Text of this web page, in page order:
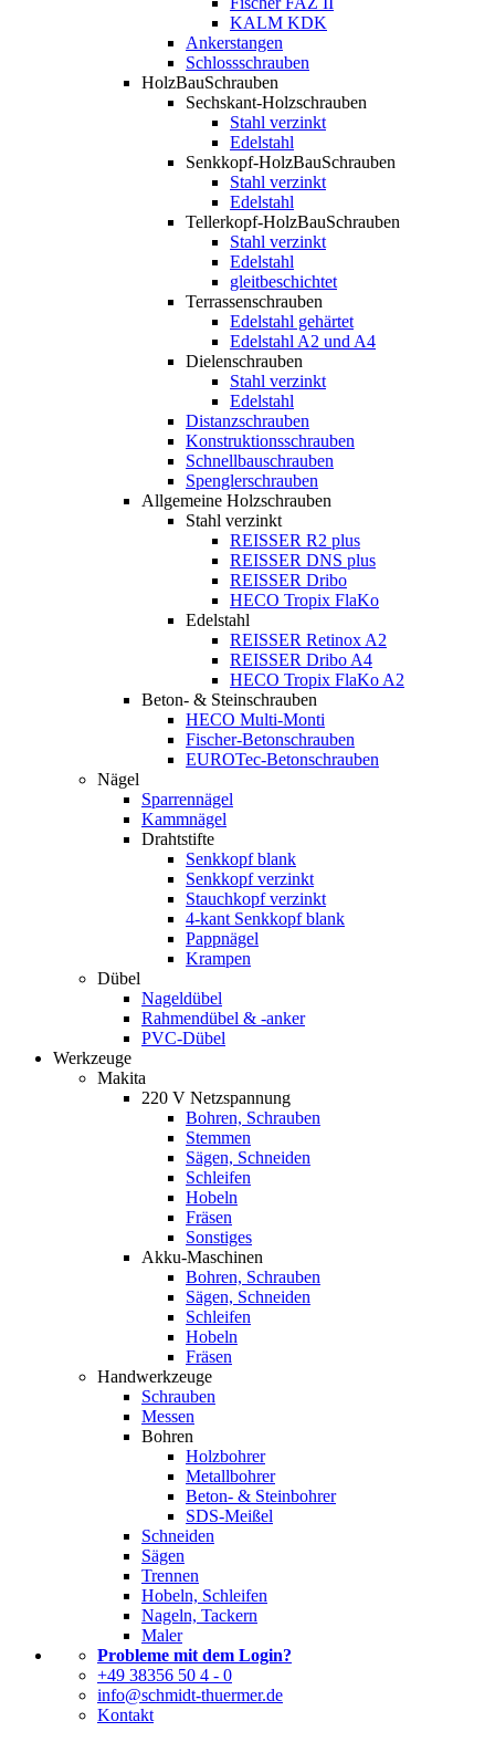
KALM KDK
Ankerstangen
Schlossschrauben
HolzBauSchrauben
Sechskant-Holzschrauben
Stahl verzinkt
Edelstahl
Senkkopf-HolzBauSchrauben
Stahl verzinkt
Edelstahl
Tellerkopf-HolzBauSchrauben
Stahl verzinkt
Edelstahl
gleitbeschichtet
Terrassenschrauben
Edelstahl gehärtet
Edelstahl A2 und A4
Dielenschrauben
Stahl verzinkt
Edelstahl
Distanzschrauben
Konstruktionsschrauben
Schnellbauschrauben
Spenglerschrauben
Allgemeine Holzschrauben
Stahl verzinkt
REISSER R2 plus
REISSER DNS plus
REISSER Dribo
HECO Tropix FlaKo
Edelstahl
REISSER Retinox A2
REISSER Dribo A4
HECO Tropix FlaKo A2
Beton- & Steinschrauben
HECO Multi-Monti
Fischer-Betonschrauben
EUROTec-Betonschrauben
Nägel
Sparrennägel
Kammnägel
Drahtstifte
Senkkopf blank
Senkkopf verzinkt
Stauchkopf verzinkt
4-kant Senkkopf blank
Pappnägel
Krampen
Dübel
Nageldübel
Rahmendübel & -anker
PVC-Dübel
Werkzeuge
Makita
220 V Netzspannung
Bohren, Schrauben
Stemmen
Sägen, Schneiden
Schleifen
Hobeln
Fräsen
Sonstiges
Akku-Maschinen
Bohren, Schrauben
Sägen, Schneiden
Schleifen
Hobeln
Fräsen
Handwerkzeuge
Schrauben
Messen
Bohren
Holzbohrer
Metallbohrer
Beton- & Steinbohrer
SDS-Meißel
Schneiden
Sägen
Trennen
Hobeln, Schleifen
Nageln, Tackern
Maler
Probleme mit dem Login?
+49 38356 50 4 - 0
info@schmidt-thuermer.de
Kontakt